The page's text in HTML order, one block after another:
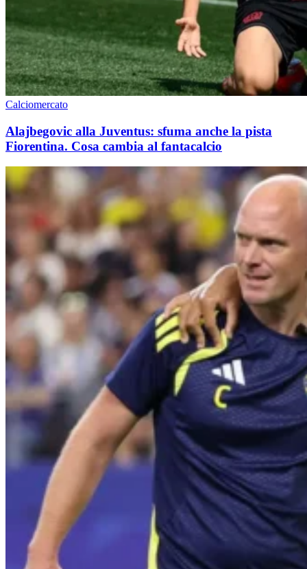
Calciomercato
Alajbegovic alla Juventus: sfuma anche la pista
Fiorentina. Cosa cambia al fantacalcio